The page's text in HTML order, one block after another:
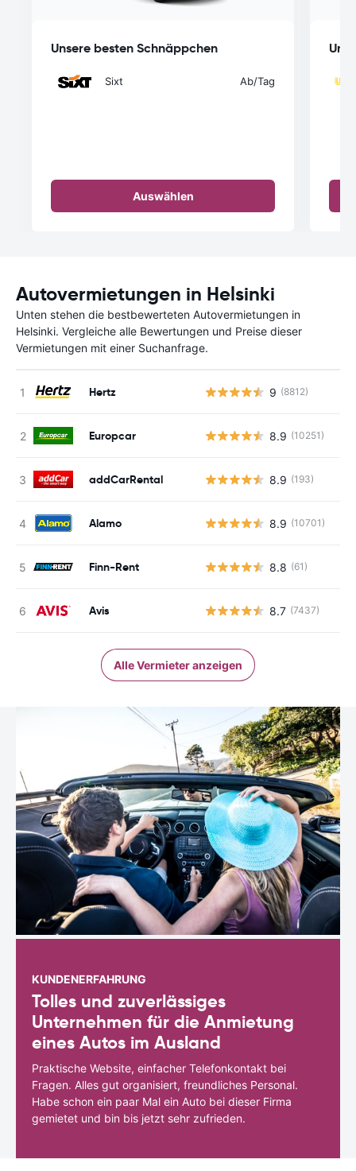
Unsere besten Schnäppchen
Sixt Ab/Tag
Auswählen
Autovermietungen in Helsinki
Unten stehen die bestbewerteten Autovermietungen in
Helsinki. Vergleiche alle Bewertungen und Preise dieser
Vermietungen mit einer Suchanfrage.
Hertz 9 (8812)
Europcar 8.9 (10251)
addCarRental 8.9 (193)
Alamo 8.9 (10701)
Finn-Rent 8.8 (61)
Avis 8.7 (7437)
Alle Vermieter anzeigen
KUNDENERFAHRUNG
Tolles und zuverlässiges
Unternehmen für die Anmietung
eines Autos im Ausland
Praktische Website, einfacher Telefonkontakt bei
Fragen. Alles gut organisiert, freundliches Personal.
Habe schon ein paar Mal ein Auto bei dieser Firma
gemietet und bin bis jetzt sehr zufrieden.